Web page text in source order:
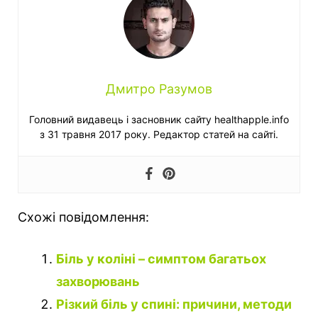
Дмитро Разумов
Головний видавець і засновник сайту healthapple.info
з 31 травня 2017 року. Редактор статей на сайті.
Схожі повідомлення:
Біль у коліні – симптом багатьох
захворювань
Різкий біль у спині: причини, методи